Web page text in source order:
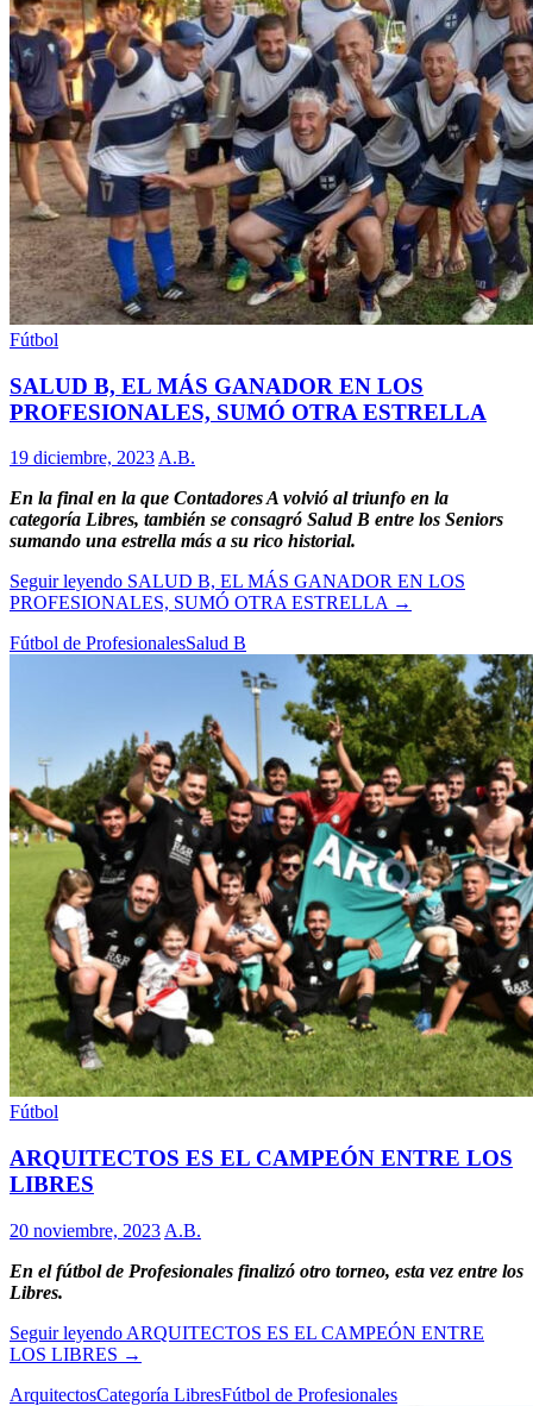
Fútbol
SALUD B, EL MÁS GANADOR EN LOS
PROFESIONALES, SUMÓ OTRA ESTRELLA
19 diciembre, 2023 A.B.
En la final en la que Contadores A volvió al triunfo en la
categoría Libres, también se consagró Salud B entre los Seniors
sumando una estrella más a su rico historial.
Seguir leyendo SALUD B, EL MÁS GANADOR EN LOS
PROFESIONALES, SUMÓ OTRA ESTRELLA →
Fútbol de ProfesionalesSalud B
Fútbol
ARQUITECTOS ES EL CAMPEÓN ENTRE LOS
LIBRES
20 noviembre, 2023 A.B.
En el fútbol de Profesionales finalizó otro torneo, esta vez entre los
Libres.
Seguir leyendo ARQUITECTOS ES EL CAMPEÓN ENTRE
LOS LIBRES →
ArquitectosCategoría LibresFútbol de Profesionales